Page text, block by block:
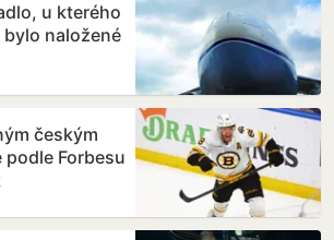
u kterého
naložené
českým
Forbesu